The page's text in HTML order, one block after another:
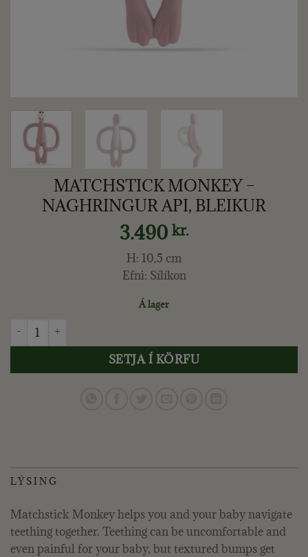
MATCHSTICK MONKEY –
NAGHRINGUR API, BLEIKUR
3.490 kr.
H: 10,5 cm
Efni: Sílíkon
Á lager
MATCHSTICK MONKEY - NAGHRINGUR API, BLEIKUR
SETJA Í KÖRFU
LÝSING
Matchstick Monkey helps you and your baby navigate
teething together. Teething can be uncomfortable and
even painful for your baby, but textured bumps get